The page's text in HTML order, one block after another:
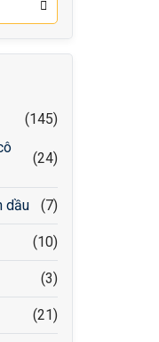
(145)
(24)
dầu (7)
(10)
(3)
(21)